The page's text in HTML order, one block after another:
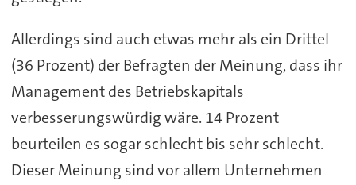
Allerdings sind auch etwas mehr als ein Drittel
(36 Prozent) der Befragten der Meinung, dass ihr
Management des Betriebskapitals
verbesserungswürdig wäre. 14 Prozent
beurteilen es sogar schlecht bis sehr schlecht.
Dieser Meinung sind vor allem Unternehmen